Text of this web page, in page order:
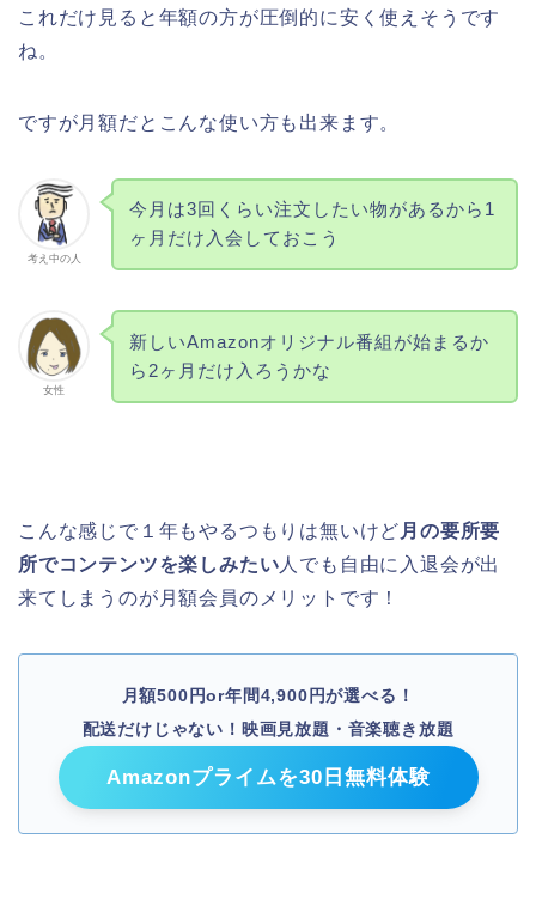
これだけ見ると年額の方が圧倒的に安く使えそうです
ね。
ですが月額だとこんな使い方も出来ます。
考え中の人
今月は3回くらい注文したい物があるから1
ヶ月だけ入会しておこう
女性
新しいAmazonオリジナル番組が始まるか
ら2ヶ月だけ入ろうかな
こんな感じで１年もやるつもりは無いけど 月の要所要
所でコンテンツを楽しみたい 人でも自由に入退会が出
来てしまうのが月額会員のメリットです！
月額500円or年間4,900円が選べる！
配送だけじゃない！映画見放題・音楽聴き放題
Amazonプライムを30日無料体験